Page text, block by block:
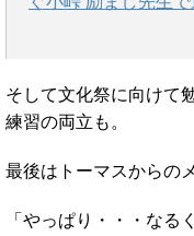
そして文化祭に向けて
練習の両立も。
最後はトーマスからの
「やっぱり・・・なる